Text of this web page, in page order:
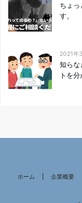
ちょっ
す。
2021年
知らな
トを
ホーム 企業概要